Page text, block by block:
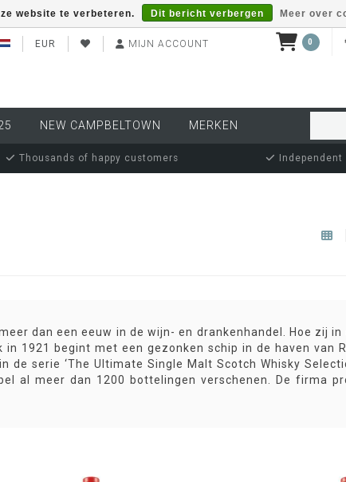
EUR MIJN ACCOUNT 0
NEW CAMPBELTOWN MERKEN
Thousands of happy customers
dan een eeuw in de wijn- en drankenhandel. Hoe zij in
1921 begint met een gezonken schip in de haven van
de serie ‘The Ultimate Single Malt Scotch Whisky
al meer dan 1200 bottelingen verschenen. De firma
website te verbeteren. Dit bericht verbergen Meer over